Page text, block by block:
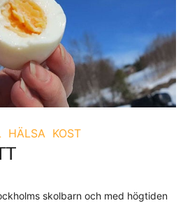
HÄLSA KOST
skolbarn och med högtiden